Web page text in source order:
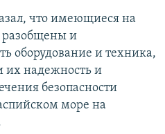
что имеющиеся на
разобщены и
оборудование и техника,
их надежность и
безопасности
море на